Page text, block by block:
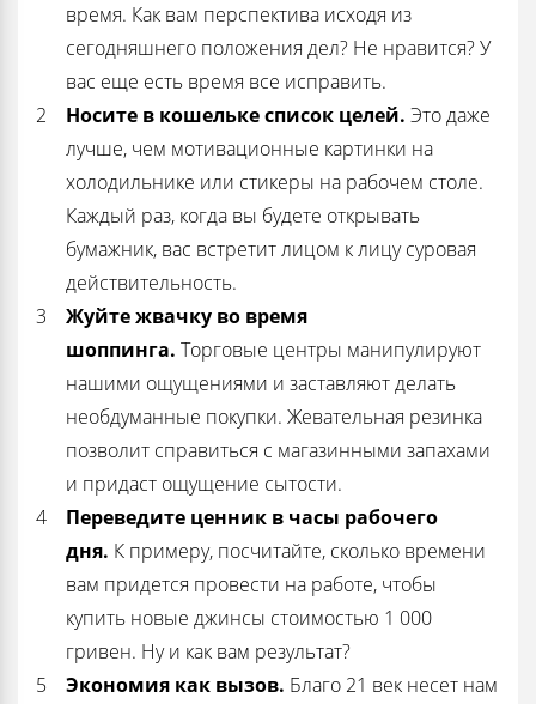
время. Как вам перспектива исходя из
сегодняшнего положения дел? Не нравится? У
вас еще есть время все исправить.
Носите в кошельке список целей. Это даже
лучше, чем мотивационные картинки на
холодильнике или стикеры на рабочем столе.
Каждый раз, когда вы будете открывать
бумажник, вас встретит лицом к лицу суровая
действительность.
Жуйте жвачку во время
шоппинга. Торговые центры манипулируют
нашими ощущениями и заставляют делать
необдуманные покупки. Жевательная резинка
позволит справиться с магазинными запахами
и придаст ощущение сытости.
Переведите ценник в часы рабочего
дня. К примеру, посчитайте, сколько времени
вам придется провести на работе, чтобы
купить новые джинсы стоимостью 1 000
гривен. Ну и как вам результат?
Экономия как вызов. Благо 21 век несет нам